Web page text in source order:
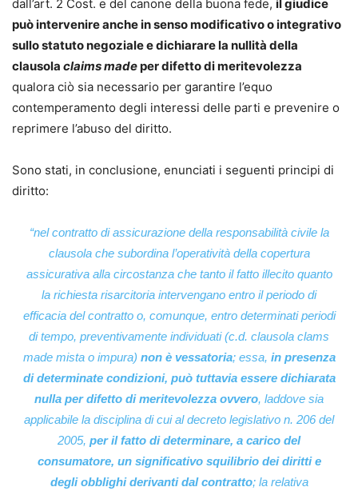
dall’art. 2 Cost. e del canone della buona fede, il giudice
può intervenire anche in senso modificativo o integrativo
sullo statuto negoziale e dichiarare la nullità della
clausola claims madeper difetto di meritevolezza
qualora ciò sia necessario per garantire l’equo
contemperamento degli interessi delle parti e prevenire o
reprimere l’abuso del diritto.
Sono stati, in conclusione, enunciati i seguenti principi di
diritto:
“nel contratto di assicurazione della responsabilità civile la
clausola che subordina l’operatività della copertura
assicurativa alla circostanza che tanto il fatto illecito quanto
la richiesta risarcitoria intervengano entro il periodo di
efficacia del contratto o, comunque, entro determinati periodi
di tempo, preventivamente individuati (c.d. clausola clams
made mista o impura) non è vessatoria; essa, in presenza
di determinate condizioni, può tuttavia essere dichiarata
nulla per difetto di meritevolezza ovvero, laddove sia
applicabile la disciplina di cui al decreto legislativo n. 206 del
2005, per il fatto di determinare, a carico del
consumatore, un significativo squilibrio dei diritti e
degli obblighi derivanti dal contratto; la relativa